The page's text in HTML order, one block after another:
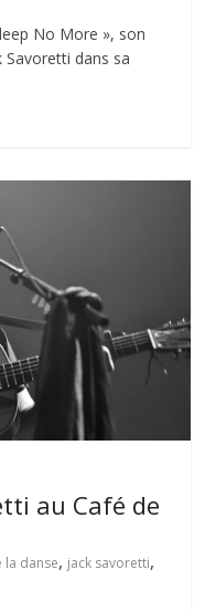
No More », son
Savoretti dans sa
au Café de
la danse, jack savoretti,